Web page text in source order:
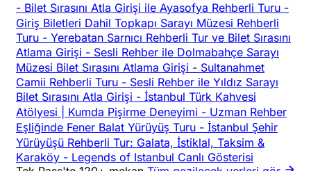
- Bilet Sırasını Atla Girişi ile Ayasofya Rehberli Turu -
Giriş Biletleri Dahil Topkapı Sarayı Müzesi Rehberli
Turu - Yerebatan Sarnıcı Rehberli Tur ve Bilet Sırasını
Atlama Girişi - Sesli Rehber ile Dolmabahçe Sarayı
Müzesi Bilet Sırasını Atlama Girişi - Sultanahmet
Camii Rehberli Turu - Sesli Rehber ile Yıldız Sarayı
Bilet Sırasını Atla Girişi - İstanbul Türk Kahvesi
Atölyesi | Kumda Pişirme Deneyimi - Uzman Rehber
Eşliğinde Fener Balat Yürüyüş Turu - İstanbul Şehir
Yürüyüşü Rehberli Tur: Galata, İstiklal, Taksim &
Karaköy - Legends of Istanbul Canlı Gösterisi